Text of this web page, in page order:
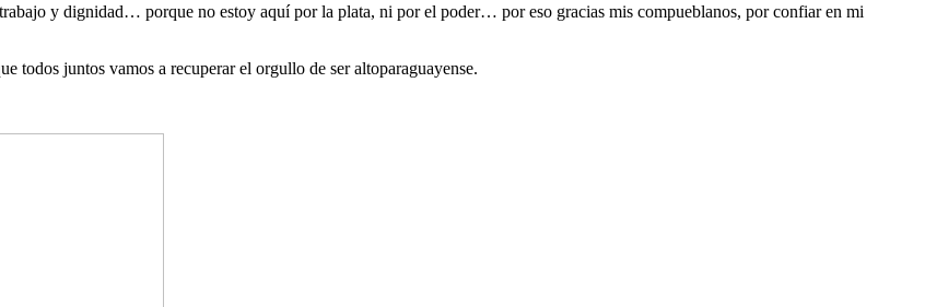
y dignidad… porque no estoy aquí por la plata, ni por el poder… por eso gracias mis compueblanos, por confiar en mi
todos juntos vamos a recuperar el orgullo de ser altoparaguayense.